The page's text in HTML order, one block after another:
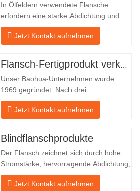
In Ölfeldern verwendete Flansche
erfordern eine starke Abdichtung und
hohe Qualität. Unser Unternehmen in
Baohua verarbeitet seit vielen Jahren
indirekt ins Ausland – nach Deutschland
und Russland. Da die inländische
Industrie nicht ideal ist, möchten wir…
Jetzt Kontakt aufnehmen
Flansch-Fertigprodukt verkauft
Unser Baohua-Unternehmen wurde
1969 gegründet. Nach drei
Generationen harter Arbeit umfasst es
nun eine Fläche von 50.000 ㎡ und
25.000 ㎡. Es gibt 260 Mitarbeiter und
46 Ingenieure. Die jährliche Produktion
von Schmiedestücken beträgt 30.000
Tonnen. Hauptsächlich…
Jetzt Kontakt aufnehmen
Blindflanschprodukte
Der Flansch zeichnet sich durch hohe
Stromstärke, hervorragende Abdichtung,
praktische Wartung, robuste
Anpassungsfähigkeit und
Jetzt Kontakt aufnehmen